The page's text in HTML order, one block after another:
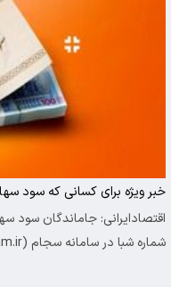
خبر ویژه برای کسانی که سود
شماره شبا در سامانه سجام (Sejam.ir) می‌توانند در…